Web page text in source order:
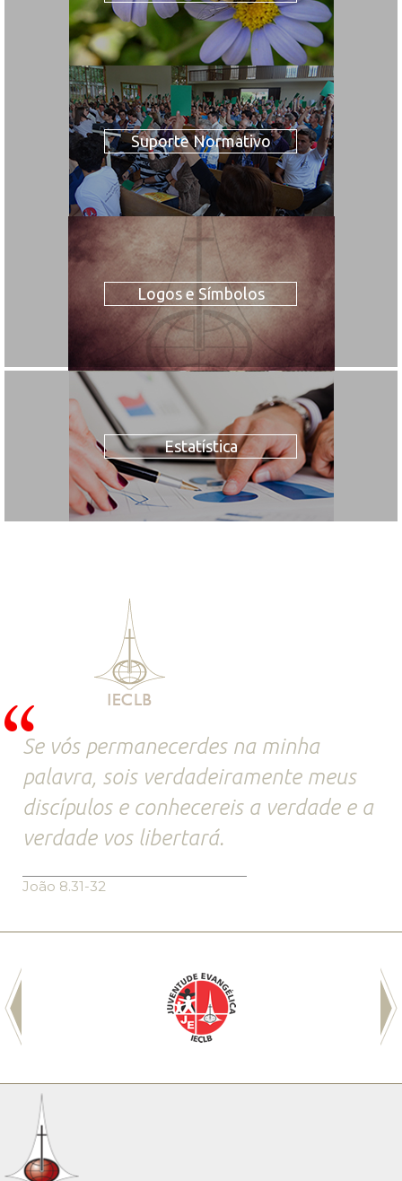
Suporte Normativo
Logos e Símbolos
Estatística
Se vós permanecerdes na minha
palavra, sois verdadeiramente meus
discípulos e conhecereis a verdade e a
verdade vos libertará.
João 8.31-32